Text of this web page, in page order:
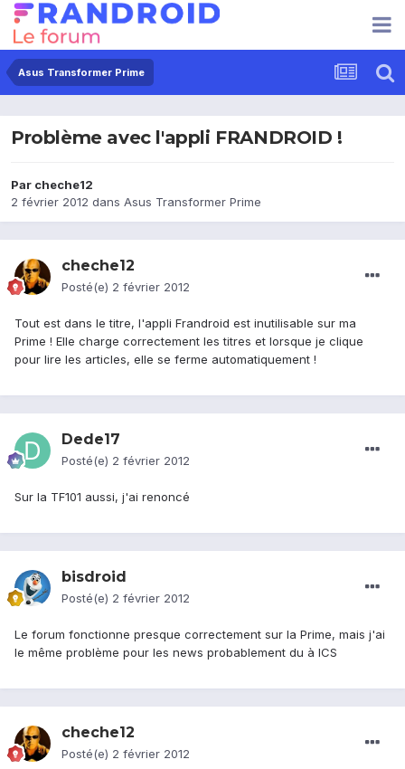
Asus Transformer Prime
Problème avec l'appli FRANDROID !
Par cheche12
2 février 2012 dans Asus Transformer Prime
cheche12
Posté(e) 2 février 2012
Tout est dans le titre, l'appli Frandroid est inutilisable sur ma
Prime ! Elle charge correctement les titres et lorsque je clique
pour lire les articles, elle se ferme automatiquement !
Dede17
Posté(e) 2 février 2012
Sur la TF101 aussi, j'ai renoncé
bisdroid
Posté(e) 2 février 2012
Le forum fonctionne presque correctement sur la Prime, mais j'ai
le même problème pour les news probablement du à ICS
cheche12
Posté(e) 2 février 2012